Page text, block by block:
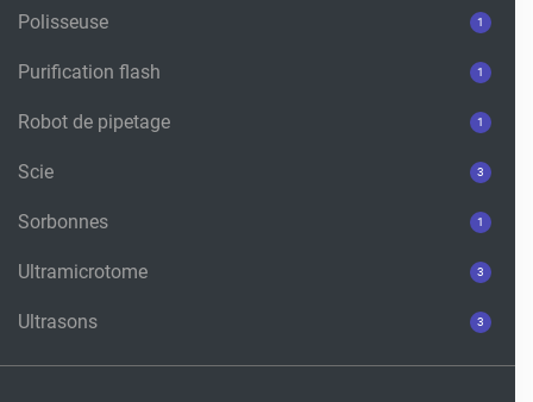
Polisseuse 1
Purification flash 1
Robot de pipetage 1
Scie 3
Sorbonnes 1
Ultramicrotome 3
Ultrasons 3